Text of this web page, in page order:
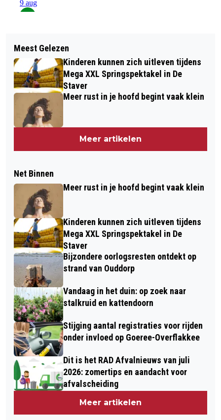
Meest Gelezen
Kinderen kunnen zich uitleven tijdens
Mega XXL Springspektakel in De
Staver
Meer rust in je hoofd begint vaak klein
Meer artikelen
Net Binnen
Meer rust in je hoofd begint vaak klein
Kinderen kunnen zich uitleven tijdens
Mega XXL Springspektakel in De
Staver
Bijzondere oorlogsresten ontdekt op
strand van Ouddorp
Vandaag in het duin: op zoek naar
stalkruid en kattendoorn
Stijging aantal registraties voor rijden
onder invloed op Goeree-Overflakkee
Dit is het RAD Afvalnieuws van juli
2026: zomertips en aandacht voor
afvalscheiding
Meer artikelen